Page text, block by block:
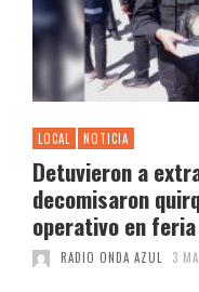
LOCAL NOTICIA
Detuvieron a
decomisaron
operativo en
RADIO ONDA AZUL 3